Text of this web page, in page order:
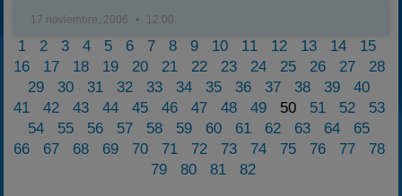
17 noviembre, 2006 12:00
1 2 3 4 5 6 7 8 9 10 11 12 13 14
15
16
17 18 19 20 21 22 23 24 25 26 27
28
29
30 31 32 33 34 35 36 37 38 39
40
41
42 43 44 45 46 47 48 49 50 51 52
53
54
55 56 57 58 59 60 61 62 63 64
65
66
67 68 69 70 71 72 73 74 75 76 77
78
79
80 81 82